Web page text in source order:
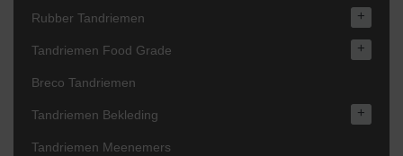
Rubber Tandriemen +
Tandriemen Food Grade +
Breco Tandriemen
Tandriemen Bekleding +
Tandriemen Meenemers